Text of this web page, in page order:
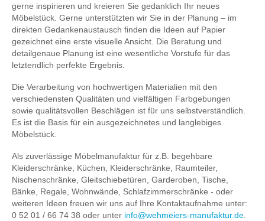
gerne inspirieren und kreieren Sie gedanklich Ihr neues
Möbelstück. Gerne unterstützten wir Sie in der Planung – im
direkten Gedankenaustausch finden die Ideen auf Papier
gezeichnet eine erste visuelle Ansicht. Die Beratung und
detailgenaue Planung ist eine wesentliche Vorstufe für das
letztendlich perfekte Ergebnis.
Die Verarbeitung von hochwertigen Materialien mit den
verschiedensten Qualitäten und vielfältigen Farbgebungen
sowie qualitätsvollen Beschlägen ist für uns selbstverständlich.
Es ist die Basis für ein ausgezeichnetes und langlebiges
Möbelstück.
Als zuverlässige Möbelmanufaktur für z.B. begehbare
Kleiderschränke, Küchen, Kleiderschränke, Raumteiler,
Nischenschränke, Gleitschiebetüren, Garderoben, Tische,
Bänke, Regale, Wohnwände, Schlafzimmerschränke - oder
weiteren Ideen freuen wir uns auf Ihre Kontaktaufnahme unter:
0 52 01 / 66 74 38 oder unter info@wehmeiers-manufaktur.de.